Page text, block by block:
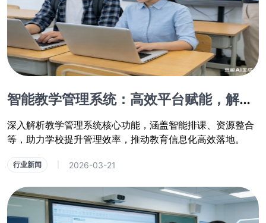
智能教学管理系统：高效平台赋能，解锁教育信息化新功能
深入解析教学管理系统核心功能，涵盖智能排课、资源整合
等，助力学校提升管理效率，推动教育信息化高效落地。
行业新闻 2026-03-21